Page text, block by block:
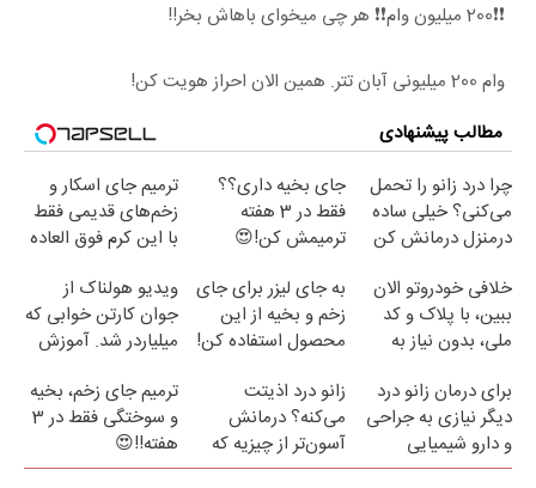
❗❗200 میلیون وام❗❗ هر چی میخوای باهاش بخر!!
وام 200 میلیونی آبان تتر. همین الان احراز هویت کن!
مطالب پیشنهادی
چرا درد زانو را تحمل
می‌کنی؟ خیلی ساده
درمنزل درمانش کن
جای بخیه داری؟؟
فقط در 3 هفته
ترمیمش کن!😍
ترمیم جای اسکار و
زخم‌های قدیمی فقط
با این کرم فوق العاده
خلافی خودروتو الان
ببین، با پلاک و کد
ملی، بدون نیاز به
به جای لیزر برای جای
زخم و بخیه از این
محصول استفاده کن!
ویدیو هولناک از
جوان کارتن خوابی که
میلیاردر شد. آموزش
برای درمان زانو درد
دیگر نیازی به جراحی
و دارو شیمیایی
نیست(پرسش‌نامه)
زانو درد اذیتت
می‌کنه؟ درمانش
آسون‌تر از چیزیه که
فکر
ترمیم جای زخم، بخیه
و سوختگی فقط در 3
هفته!!😍